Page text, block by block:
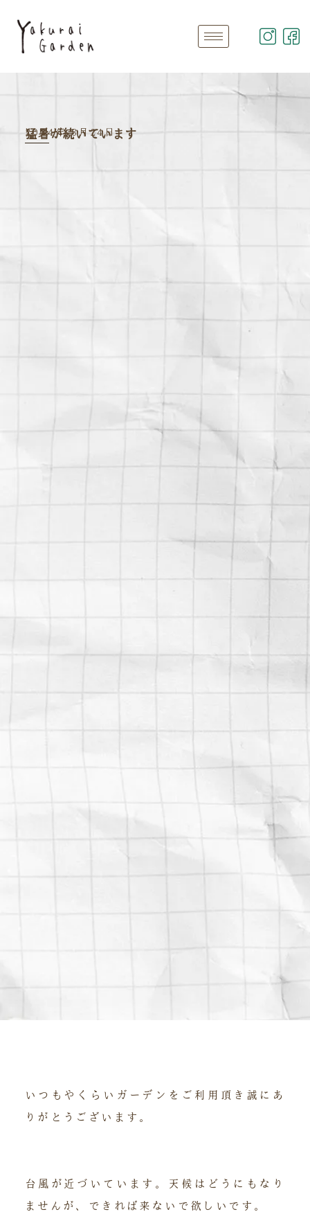
2024年 8月24日
猛暑が続いています
いつもやくらいガーデンをご利用頂き誠にあ
りがとうございます。
台風が近づいています。天候はどうにもなり
ませんが、できれば来ないで欲しいです。